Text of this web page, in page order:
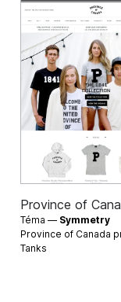
Province of
Téma — Symmetry
Province of Canada
Tanks